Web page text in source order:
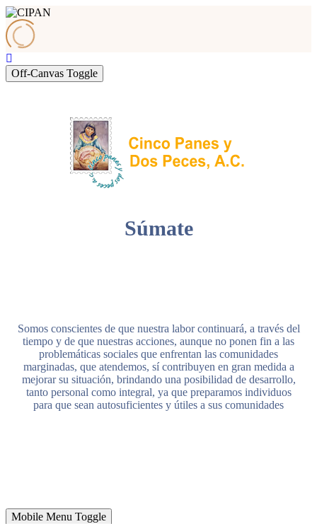
Off-Canvas Toggle
Súmate
Somos conscientes de que nuestra labor continuará, a través del
tiempo y de que nuestras acciones, aunque no ponen fin a las
problemáticas sociales que enfrentan las comunidades
marginadas, que atendemos, sí contribuyen en gran medida a
mejorar su situación, brindando una posibilidad de desarrollo,
tanto personal como integral, ya que preparamos individuos
para que sean autosuficientes y útiles a sus comunidades
Mobile Menu Toggle